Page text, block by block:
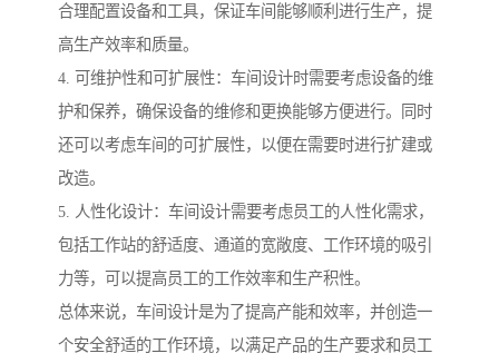
合理配置设备和工具，保证车间能够顺利进行生产，提
高生产效率和质量。
4. 可维护性和可扩展性：车间设计时需要考虑设备的维
护和保养，确保设备的维修和更换能够方便进行。同时
还可以考虑车间的可扩展性，以便在需要时进行扩建或
改造。
5. 人性化设计：车间设计需要考虑员工的人性化需求，
包括工作站的舒适度、通道的宽敞度、工作环境的吸引
力等，可以提高员工的工作效率和生产积性。
总体来说，车间设计是为了提高产能和效率，并创造一
个安全舒适的工作环境，以满足产品的生产要求和员工